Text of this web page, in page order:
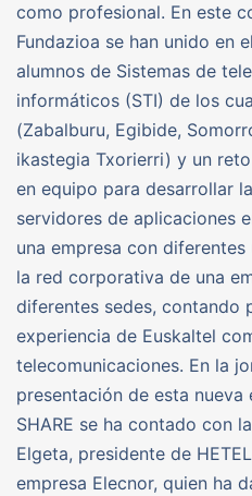
como profesional. En este
Fundazioa se han unido en
alumnos de Sistemas de
informáticos (STI) de los
(Zabalburu, Egibide,
ikastegia Txorierri) y un
en equipo para desarrollar
servidores de aplicaciones
una empresa con
la red corporativa de una
diferentes sedes, contando
experiencia de Euskaltel
telecomunicaciones. En la
presentación de esta
SHARE se ha contado con
Elgeta, presidente de
empresa Elecnor, quien ha